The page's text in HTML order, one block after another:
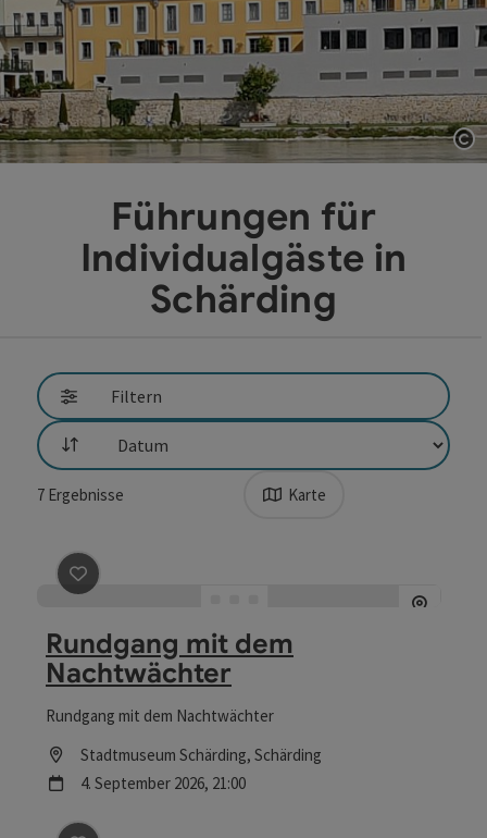
Führungen für
Individualgäste in
Schärding
Filtern
Sortierung
7 Ergebnisse Karte
Beitrag merken : Rundgang mit dem Nachtwächter
Rundgang mit dem
Nachtwächter
Rundgang mit dem Nachtwächter
Location
Stadtmuseum Schärding, Schärding
Nächster Termin
4. September 2026, 21:00